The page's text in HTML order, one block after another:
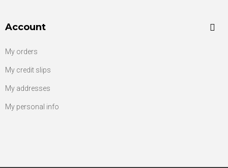
Account
My orders
My credit slips
My addresses
My personal info